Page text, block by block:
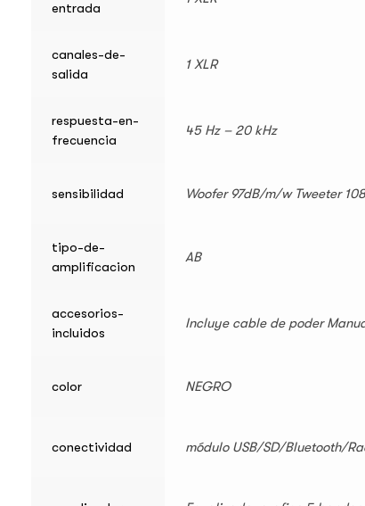
entrada
canales-de-
salida
1 XLR
respuesta-en-
frecuencia
45 Hz – 20 kHz
sensibilidad Woofer 97dB/m/w Tweeter
tipo-de-
amplificacion
AB
accesorios-
incluidos
Incluye cable de poder
color NEGRO
conectividad módulo USB/SD/Bluetooth/